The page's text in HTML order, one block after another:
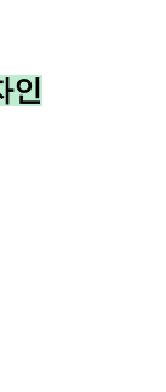
인